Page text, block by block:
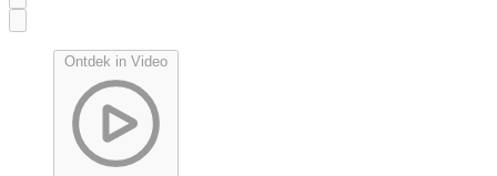
Ontdek in Video